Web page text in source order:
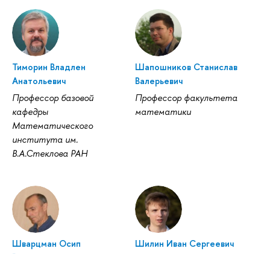
Тиморин Владлен
Анатольевич
Профессор базовой
кафедры
Математического
института им.
В.А.Стеклова РАН
Шапошников Станислав
Валерьевич
Профессор факультета
математики
Шварцман Осип
Шилин Иван Сергеевич